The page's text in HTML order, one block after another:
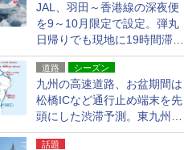
JAL、羽田～香港線の深夜便
を9～10月限定で設定。弾丸
日帰りでも現地に19時間滞在
できる
道路 シーズン
九州の高速道路、お盆期間は
松橋ICなど通行止め端末を先
頭にした渋滞予測。東九州道
への迂回は料金調整を実施
話題